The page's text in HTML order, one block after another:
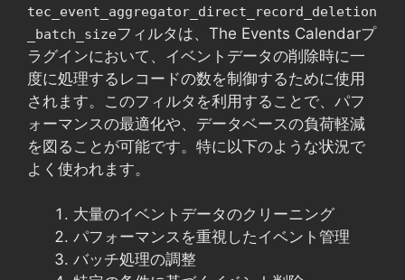
tec_event_aggregator_direct_record_deletion
_batch_sizeフィルタは、The Events Calendarプ
ラグインにおいて、イベントデータの削除時に一
度に処理するレコードの数を制御するために使用
されます。このフィルタを利用することで、パフ
ォーマンスの最適化や、データベースの負荷軽減
を図ることが可能です。特に以下のような状況で
よく使われます。
大量のイベントデータのクリーニング
パフォーマンスを重視したイベント管理
バッチ処理の調整